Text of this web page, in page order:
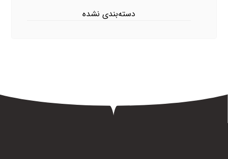
دسته‌بندی نشده